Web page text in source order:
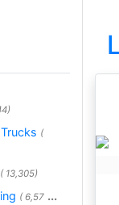
(
( 13,305)
( 6,57 ...